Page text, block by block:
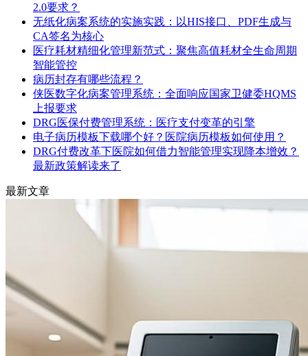
2.0要求？
无纸化病案系统的实施实践：以HIS接口、PDF生成与
CA签名为核心
医疗耗材精细化管理新范式：聚焦高值耗材全生命周期
智能管控
病历封存有哪些流程？
侠医数字化病案管理系统：全面响应国家卫健委HQMS
上报要求
DRG医保付费管理系统：医疗支付变革的引擎
电子病历模板下载哪个好？医院病历模板如何使用？
DRG付费改革下医院如何借力智能管理实现降本增效？
最新政策解读来了
最新文章